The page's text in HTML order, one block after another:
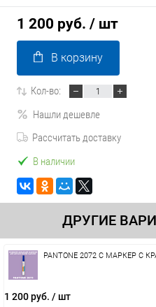
1 200 руб. / шт
В корзину
Кол-во:
Нашли дешевле
Рассчитать доставку
В наличии
ДРУГИЕ
PANTONE 2072 C МАРКЕР С
1 200 руб. / шт